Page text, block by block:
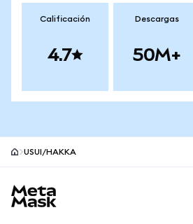
Calificación
4.7
Descargas
50M+
USUI/HAKKA